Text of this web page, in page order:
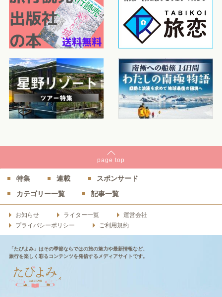
page top
特集 連載
スポンサード
カテゴリー一覧
記事一覧
お知らせ ライター一覧
運営会社
プライバシーポリシー
ご利用規約
「たびよみ」はその季節ならではの旅の魅力や最新情報など、
旅行を楽しく彩るコンテンツを発信するメディアサイトです。